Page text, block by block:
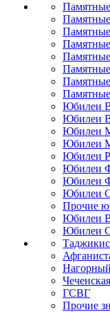
Юбилеи
Юбилеи
Юбилеи
Юбилеи
Юбилеи
Юбилеи
Юбилеи
Юбилеи
Прочие
Юбилеи
Юбилеи
ГСВГ
Прочие